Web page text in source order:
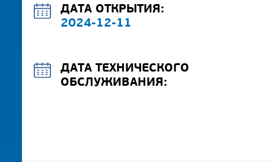
ДАТА ОТКРЫТИЯ:
2024-12-11
ДАТА ТЕХНИЧЕСКОГО
ОБСЛУЖИВАНИЯ: